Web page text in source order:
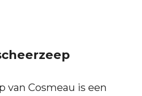
van Cosmeau is een